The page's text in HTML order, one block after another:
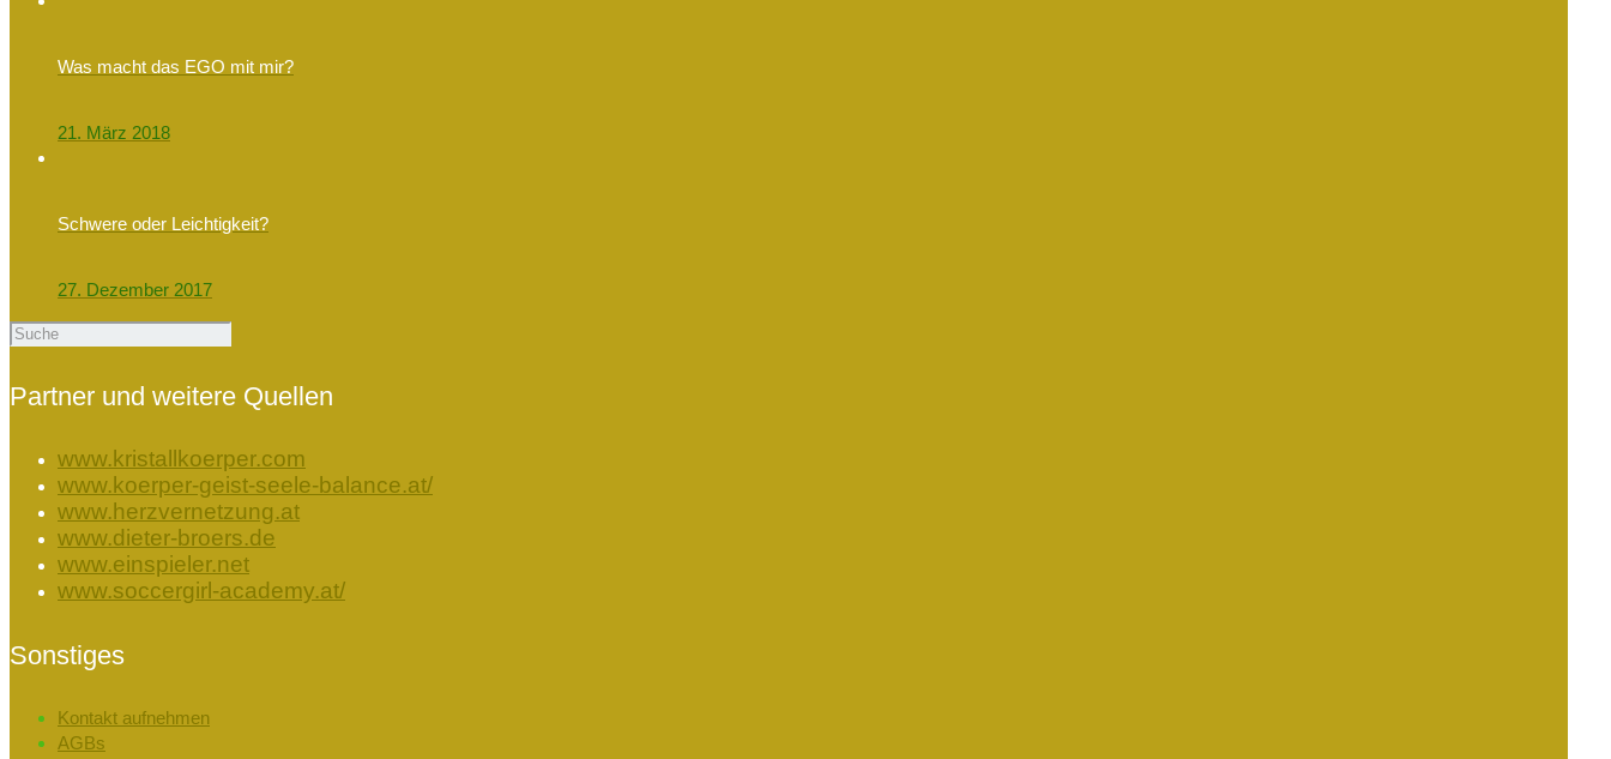
Was macht das EGO mit mir?
21. März 2018
Schwere oder Leichtigkeit?
27. Dezember 2017
Partner und weitere Quellen
www.kristallkoerper.com
www.koerper-geist-seele-balance.at/
www.herzvernetzung.at
www.dieter-broers.de
www.einspieler.net
www.soccergirl-academy.at/
Sonstiges
Kontakt aufnehmen
AGBs